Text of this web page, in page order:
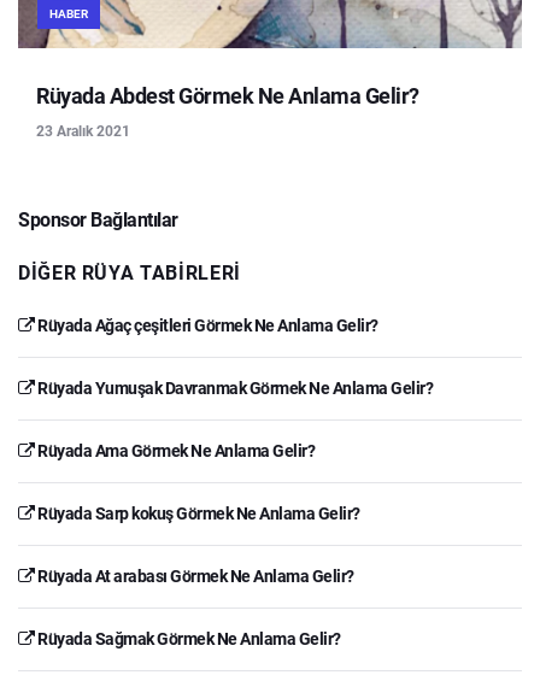
HABER
Rüyada Abdest Görmek Ne Anlama Gelir?
23 Aralık 2021
Sponsor Bağlantılar
DIĞER RÜYA TABIRLERI
Rüyada Ağaç çeşitleri Görmek Ne Anlama Gelir?
Rüyada Yumuşak Davranmak Görmek Ne Anlama Gelir?
Rüyada Ama Görmek Ne Anlama Gelir?
Rüyada Sarp kokuş Görmek Ne Anlama Gelir?
Rüyada At arabası Görmek Ne Anlama Gelir?
Rüyada Sağmak Görmek Ne Anlama Gelir?